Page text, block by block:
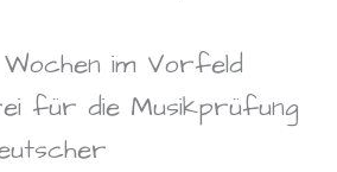
im Vorfeld
für die Musikprüfung